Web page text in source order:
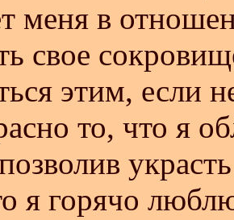
меня в
свое
этим, если
то, что я
я горячо